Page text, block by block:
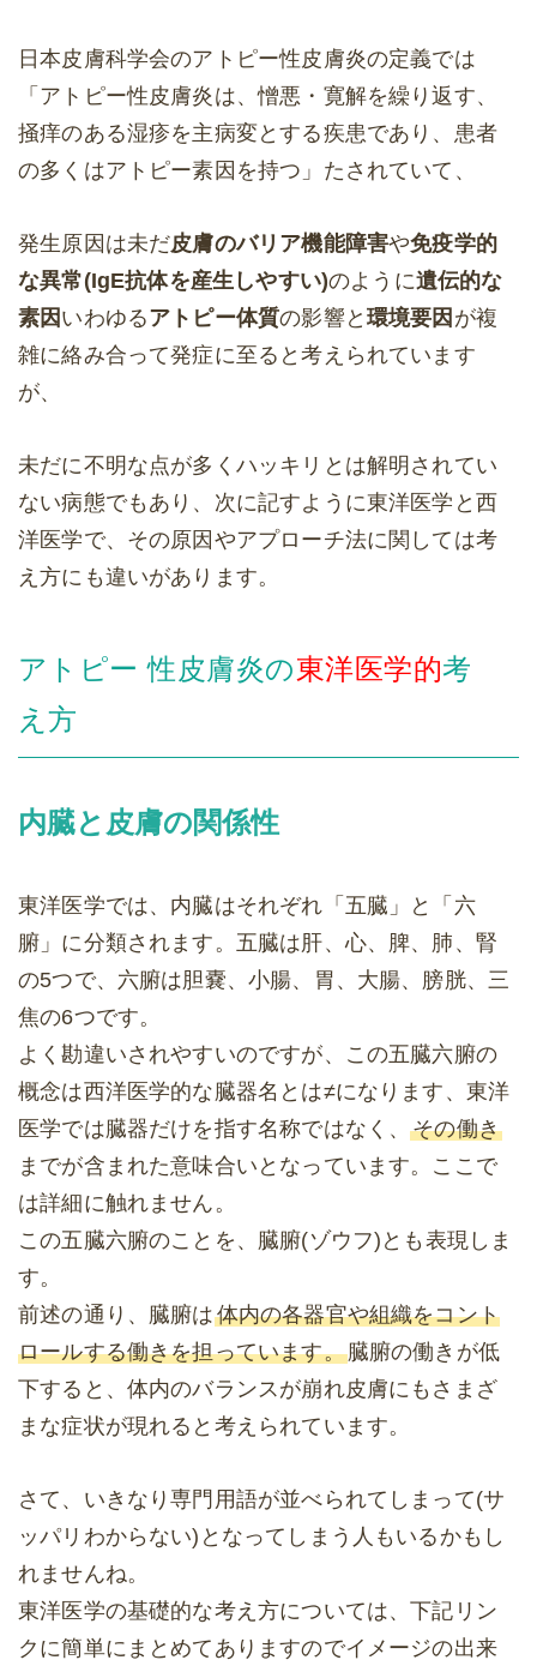
日本皮膚科学会のアトピー性皮膚炎の定義では
「アトピー性皮膚炎は、憎悪・寛解を繰り返す、
掻痒のある湿疹を主病変とする疾患であり、患者
の多くはアトピー素因を持つ」たされていて、
発生原因は未だ皮膚のバリア機能障害や免疫学的
な異常(IgE抗体を産生しやすい)のように遺伝的な
素因 いわゆるアトピー体質の影響と 環境要因 が複
雑に絡み合って発症に至ると考えられています
が、
未だに不明な点が多くハッキリとは解明されてい
ない病態でもあり、次に記すように東洋医学と西
洋医学で、その原因やアプローチ法に関しては考
え方にも違いがあります。
アトピー 性皮膚炎の東洋医学的考
え方
内臓と皮膚の関係性
東洋医学では、内臓はそれぞれ「五臓」と「六
腑」に分類されます。五臓は肝、心、脾、肺、腎
の5つで、六腑は胆嚢、小腸、胃、大腸、膀胱、三
焦の6つです。
よく勘違いされやすいのですが、この五臓六腑の
概念は西洋医学的な臓器名とは≠になります、東洋
医学では臓器だけを指す名称ではなく、その働き
までが含まれた意味合いとなっています。ここで
は詳細に触れません。
この五臓六腑のことを、臓腑(ゾウフ)とも表現しま
す。
前述の通り、臓腑は体内の各器官や組織をコント
ロールする働きを担っています。臓腑の働きが低
下すると、体内のバランスが崩れ皮膚にもさまざ
まな症状が現れると考えられています。
さて、いきなり専門用語が並べられてしまって(サ
ッパリわからない)となってしまう人もいるかもし
れませんね。
東洋医学の基礎的な考え方については、下記リン
クに簡単にまとめてありますのでイメージの出来